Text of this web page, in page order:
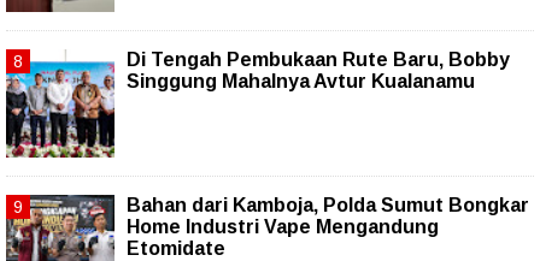
Di Tengah Pembukaan Rute Baru, Bobby
Singgung Mahalnya Avtur Kualanamu
Bahan dari Kamboja, Polda Sumut Bongkar
Home Industri Vape Mengandung
Etomidate